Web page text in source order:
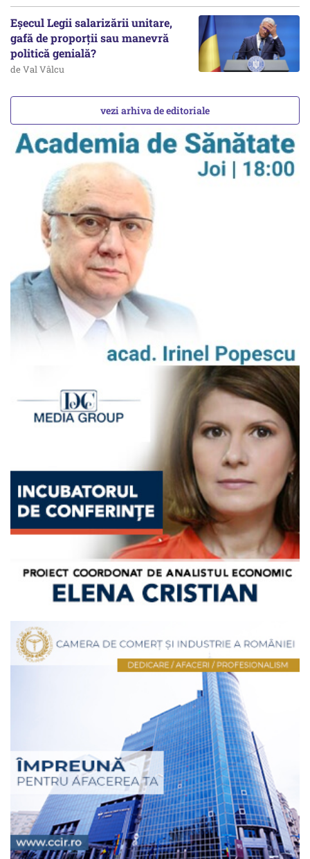
Eșecul Legii salarizării unitare,
gafă de proporții sau manevră
politică genială?
de Val Vâlcu
vezi arhiva de editoriale